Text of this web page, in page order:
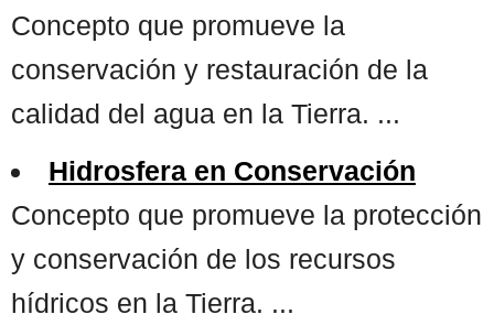
Concepto que promueve la
conservación y restauración de la
calidad del agua en la Tierra. ...
Hidrosfera en Conservación
Concepto que promueve la protección
y conservación de los recursos
hídricos en la Tierra. ...